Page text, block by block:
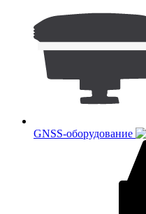
GNSS-оборудование